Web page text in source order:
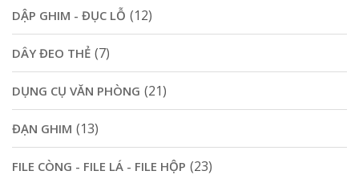
DẬP GHIM - ĐỤC LỖ (12)
DÂY ĐEO THẺ (7)
DỤNG CỤ VĂN PHÒNG (21)
ĐẠN GHIM (13)
FILE CÒNG - FILE LÁ - FILE HỘP (23)